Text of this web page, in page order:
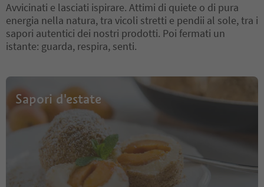
Avvicinati e lasciati ispirare. Attimi di quiete o di pura
energia nella natura, tra vicoli stretti e pendii al sole, tra i
sapori autentici dei nostri prodotti. Poi fermati un
istante: guarda, respira, senti.
Sapori d'estate